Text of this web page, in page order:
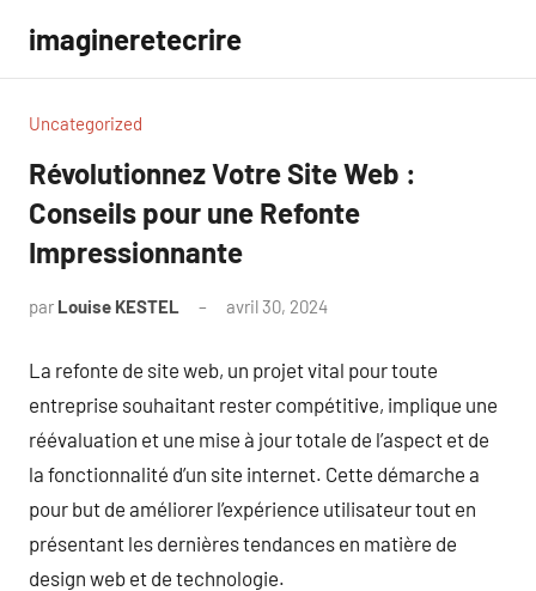
contenu
imagineretecrire
Uncategorized
Révolutionnez Votre Site Web :
Conseils pour une Refonte
Impressionnante
par Louise KESTEL avril 30, 2024
La refonte de site web, un projet vital pour toute
entreprise souhaitant rester compétitive, implique une
réévaluation et une mise à jour totale de l’aspect et de
la fonctionnalité d’un site internet. Cette démarche a
pour but de améliorer l’expérience utilisateur tout en
présentant les dernières tendances en matière de
design web et de technologie.